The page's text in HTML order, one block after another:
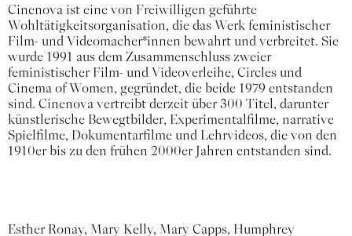
Cinenova ist eine von Freiwilligen geführte
Wohltätigkeitsorganisation, die das Werk feministischer
Film- und Videomacher*innen bewahrt und verbreitet. Sie
wurde 1991 aus dem Zusammenschluss zweier
feministischer Film- und Videoverleihe, Circles und
Cinema of Women, gegründet, die beide 1979 entstanden
sind. Cinenova vertreibt derzeit über 300 Titel, darunter
künstlerische Bewegtbilder, Experimentalfilme, narrative
Spielfilme, Dokumentarfilme und Lehrvideos, die von den
1910er bis zu den frühen 2000er Jahren entstanden sind.
Esther Ronay, Mary Kelly, Mary Capps, Humphrey